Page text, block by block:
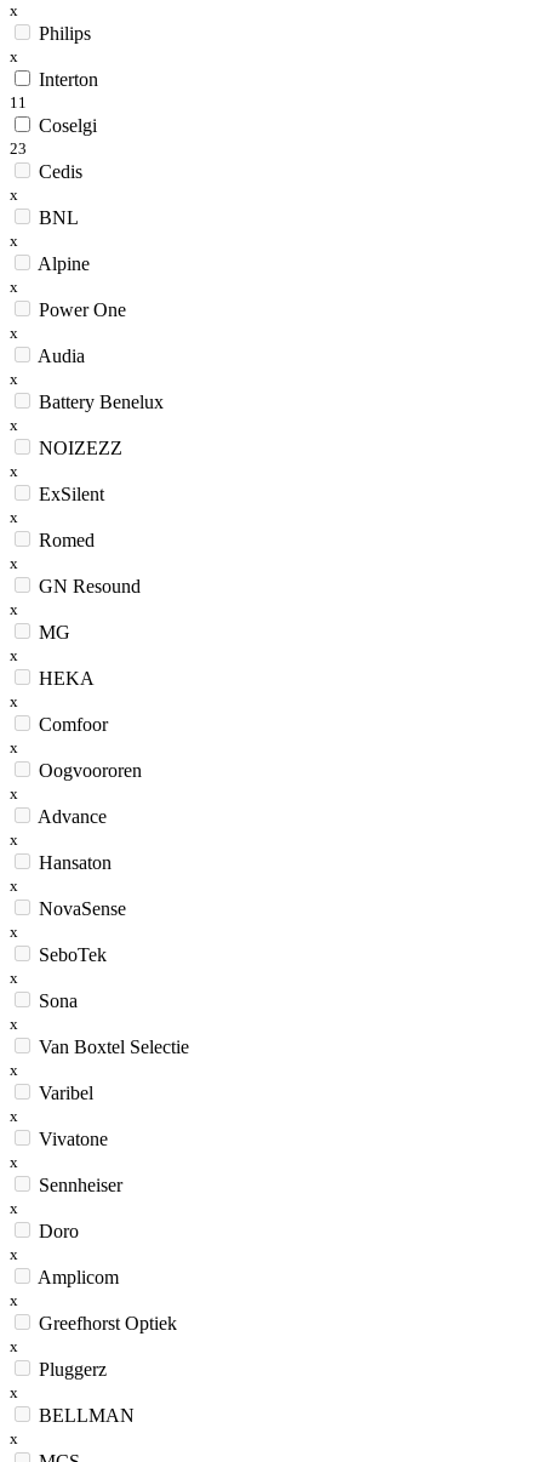
x
Philips
x
Interton
11
Coselgi
23
Cedis
x
BNL
x
Alpine
x
Power One
x
Audia
x
Battery Benelux
x
NOIZEZZ
x
ExSilent
x
Romed
x
GN Resound
x
MG
x
HEKA
x
Comfoor
x
Oogvoororen
x
Advance
x
Hansaton
x
NovaSense
x
SeboTek
x
Sona
x
Van Boxtel Selectie
x
Varibel
x
Vivatone
x
Sennheiser
x
Doro
x
Amplicom
x
Greefhorst Optiek
x
Pluggerz
x
BELLMAN
x